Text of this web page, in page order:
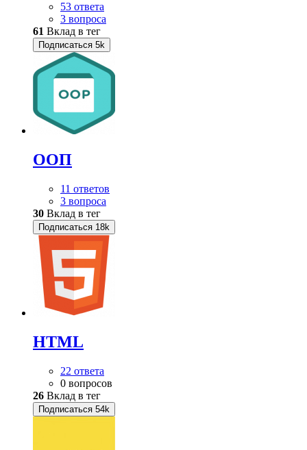
53 ответа
3 вопроса
61 Вклад в тег
Подписаться 5k
ООП
11 ответов
3 вопроса
30 Вклад в тег
Подписаться 18k
HTML
22 ответа
0 вопросов
26 Вклад в тег
Подписаться 54k